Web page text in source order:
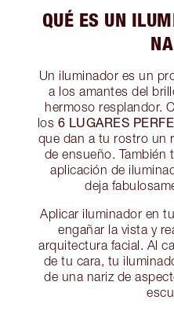
QUÉ ES UN
Un iluminador es un
a los amantes del
hermoso resplandor.
los 6 LUGARES
que dan a tu rostro un
de ensueño. También
aplicación de
deja
Aplicar iluminador en
engañar la vista y
arquitectura facial. Al
de tu cara, tu
de una nariz de